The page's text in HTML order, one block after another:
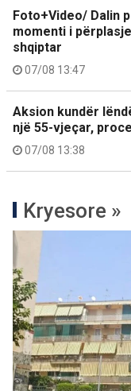
Foto+Video/ Dalin
momenti i
shqiptar
07/08 13:47
Aksion kundër
një 55-vjeçar,
07/08 13:38
Kryesore »